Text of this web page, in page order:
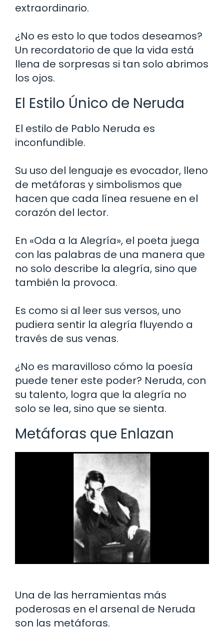
extraordinario.
¿No es esto lo que todos deseamos?
Un recordatorio de que la vida está
llena de sorpresas si tan solo abrimos
los ojos.
El Estilo Único de Neruda
El estilo de Pablo Neruda es
inconfundible.
Su uso del lenguaje es evocador, lleno
de metáforas y simbolismos que
hacen que cada línea resuene en el
corazón del lector.
En «Oda a la Alegría», el poeta juega
con las palabras de una manera que
no solo describe la alegría, sino que
también la provoca.
Es como si al leer sus versos, uno
pudiera sentir la alegría fluyendo a
través de sus venas.
¿No es maravilloso cómo la poesía
puede tener este poder? Neruda, con
su talento, logra que la alegría no
solo se lea, sino que se sienta.
Metáforas que Enlazan
Una de las herramientas más
poderosas en el arsenal de Neruda
son las metáforas.